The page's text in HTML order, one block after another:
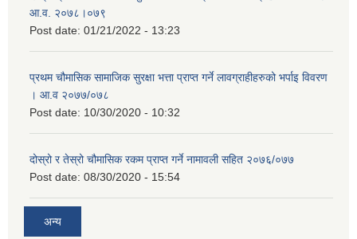
आ.व. २०७८।०७९
Post date: 01/21/2022 - 13:23
प्रथम चौमासिक सामाजिक सुरक्षा भत्ता प्राप्त गर्ने लावग्राहीहरुको भर्पाइ विवरण
। आ.व २०७७/०७८
Post date: 10/30/2020 - 10:32
दोस्रो र तेस्रो चौमासिक रकम प्राप्त गर्ने नामावली सहित २०७६/०७७
Post date: 08/30/2020 - 15:54
अन्य